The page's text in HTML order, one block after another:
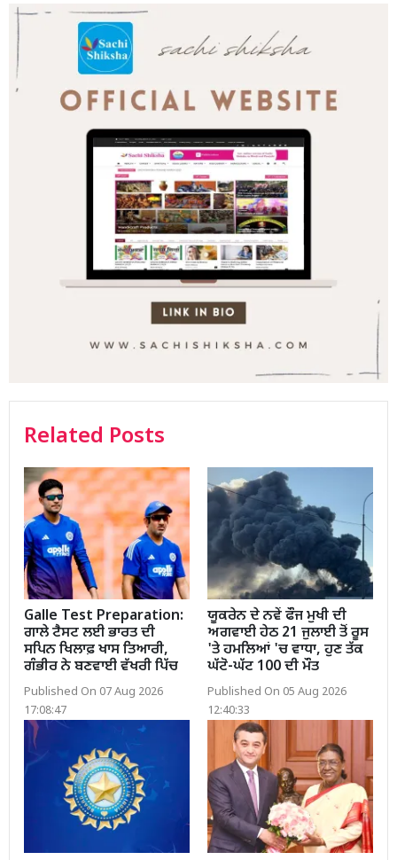
Related Posts
Galle Test Preparation:
ਗਾਲੇ ਟੈਸਟ ਲਈ ਭਾਰਤ ਦੀ
ਸਪਿਨ ਖਿਲਾਫ਼ ਖਾਸ ਤਿਆਰੀ,
ਗੰਭੀਰ ਨੇ ਬਣਵਾਈ ਵੱਖਰੀ ਪਿੱਚ
Published On 07 Aug 2026
17:08:47
ਯੂਕਰੇਨ ਦੇ ਨਵੇਂ ਫੌਜ ਮੁਖੀ ਦੀ
ਅਗਵਾਈ ਹੇਠ 21 ਜੁਲਾਈ ਤੋਂ ਰੂਸ
'ਤੇ ਹਮਲਿਆਂ 'ਚ ਵਾਧਾ, ਹੁਣ ਤੱਕ
ਘੱਟੋ-ਘੱਟ 100 ਦੀ ਮੌਤ
Published On 05 Aug 2026
12:40:33